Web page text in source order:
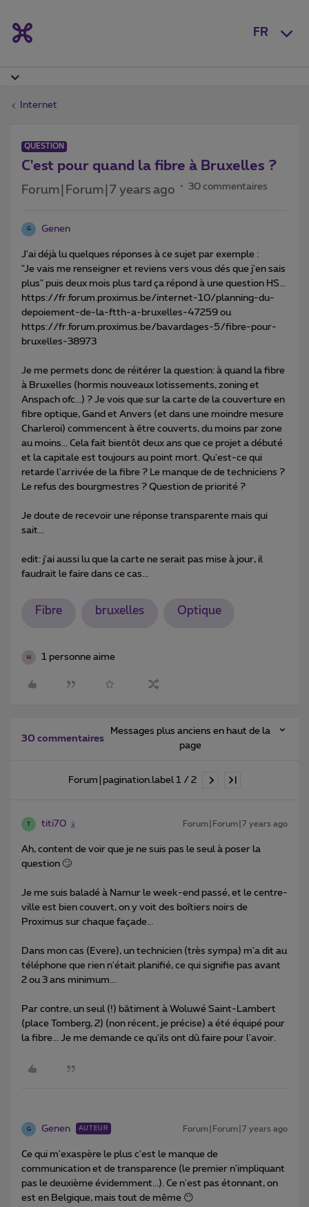
FR
Internet
QUESTION
C'est pour quand la fibre à Bruxelles ?
Forum|Forum|7 years ago 30 commentaires
G Genen
J'ai déjà lu quelques réponses à ce sujet par exemple :
"Je vais me renseigner et reviens vers vous dés que j'en sais
plus" puis deux mois plus tard ça répond à une question HS...
https://fr.forum.proximus.be/internet-10/planning-du-
depoiement-de-la-ftth-a-bruxelles-47259 ou
https://fr.forum.proximus.be/bavardages-5/fibre-pour-
bruxelles-38973
Je me permets donc de réitérer la question: à quand la fibre
à Bruxelles (hormis nouveaux lotissements, zoning et
Anspach ofc...) ? Je vois que sur la carte de la couverture en
fibre optique, Gand et Anvers (et dans une moindre mesure
Charleroi) commencent à être couverts, du moins par zone
au moins... Cela fait bientôt deux ans que ce projet a débuté
et la capitale est toujours au point mort. Qu'est-ce qui
retarde l'arrivée de la fibre ? Le manque de de techniciens ?
Le refus des bourgmestres ? Question de priorité ?
Je doute de recevoir une réponse transparente mais qui
sait...
edit: j'ai aussi lu que la carte ne serait pas mise à jour, il
faudrait le faire dans ce cas...
Fibre bruxelles Optique
H 1 personne aime
30 commentaires
Messages plus anciens en haut de la
page
Forum|pagination.label 1 / 2
T titi70 Forum|Forum|7 years ago
Ah, content de voir que je ne suis pas le seul à poser la
question 🙄
Je me suis baladé à Namur le week-end passé, et le centre-
ville est bien couvert, on y voit des boîtiers noirs de
Proximus sur chaque façade...
Dans mon cas (Evere), un technicien (très sympa) m'a dit au
téléphone que rien n'était planifié, ce qui signifie pas avant
2 ou 3 ans minimum...
Par contre, un seul (!) bâtiment à Woluwé Saint-Lambert
(place Tomberg, 2) (non récent, je précise) a été équipé pour
la fibre... Je me demande ce qu'ils ont dû faire pour l'avoir.
G Genen AUTEUR Forum|Forum|7 years ago
Ce qui m'exaspère le plus c'est le manque de
communication et de transparence (le premier n'impliquant
pas le deuxième évidemment...). Ce n'est pas étonnant, on
est en Belgique, mais tout de même 😶